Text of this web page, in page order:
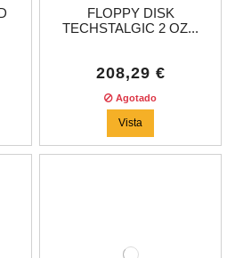
FLOPPY DISK
TECHSTALGIC 2 OZ...
208,29 €
Agotado
Vista